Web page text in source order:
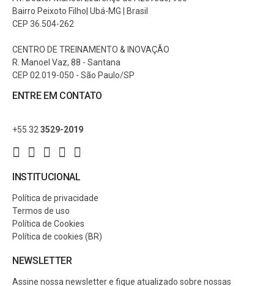
Bairro Peixoto Filho| Ubá-MG | Brasil
CEP 36.504-262
CENTRO DE TREINAMENTO & INOVAÇÃO
R. Manoel Vaz, 88 - Santana
CEP 02.019-050 - São Paulo/SP
ENTRE EM CONTATO
+55 32 3529-2019
INSTITUCIONAL
Política de privacidade
Termos de uso
Política de Cookies
Política de cookies (BR)
NEWSLETTER
Assine nossa newsletter e fique atualizado sobre nossas